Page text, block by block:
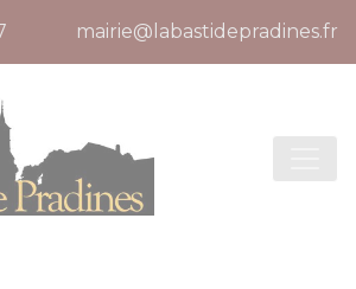
mairie@labastidepradines.fr